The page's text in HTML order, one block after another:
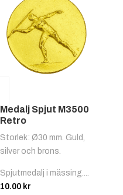
Medalj Spjut M3500
Retro
Storlek: Ø30 mm. Guld,
silver och brons.
Spjutmedalj i mässing....
10.00 kr